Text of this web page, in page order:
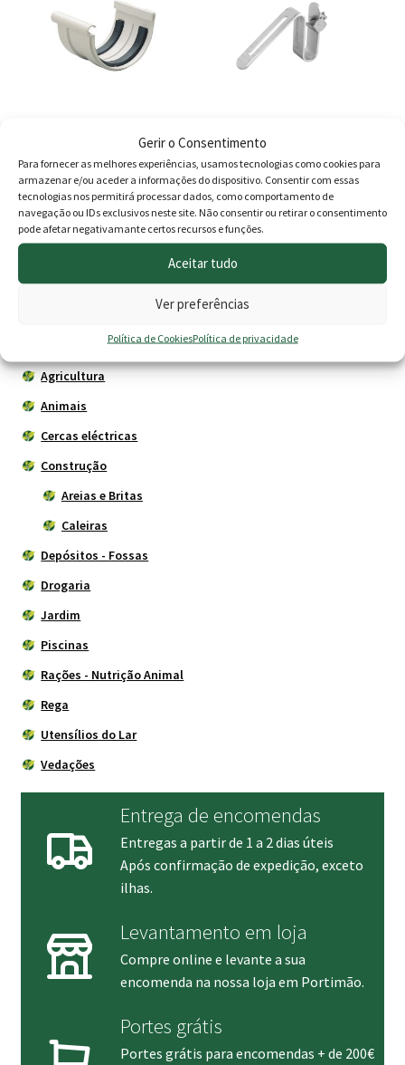
Gerir o Consentimento
Para fornecer as melhores experiências, usamos tecnologias como cookies para
armazenar e/ou aceder a informações do dispositivo. Consentir com essas
tecnologias nos permitirá processar dados, como comportamento de
navegação ou IDs exclusivos neste site. Não consentir ou retirar o consentimento
pode afetar negativamante certos recursos e funções.
Aceitar tudo
Ver preferências
Política de CookiesPolítica de privacidade
União Simples Caleira D.25
4.30€
Adicionar
Suporte Metálico
Cobertura Ondulada
2.35€
Adicionar
Agricultura
Animais
Cercas eléctricas
Construção
Areias e Britas
Caleiras
Depósitos - Fossas
Drogaria
Jardim
Piscinas
Rações - Nutrição Animal
Rega
Utensílios do Lar
Vedações
Entrega de encomendas
Entregas a partir de 1 a 2 dias úteis
Após confirmação de expedição, exceto
ilhas.
Levantamento em loja
Compre online e levante a sua
encomenda na nossa loja em Portimão.
Portes grátis
Portes grátis para encomendas + de 200€